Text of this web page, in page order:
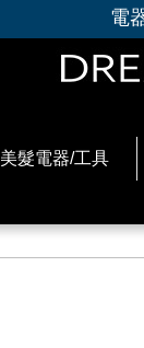
電
美髮電器/工具